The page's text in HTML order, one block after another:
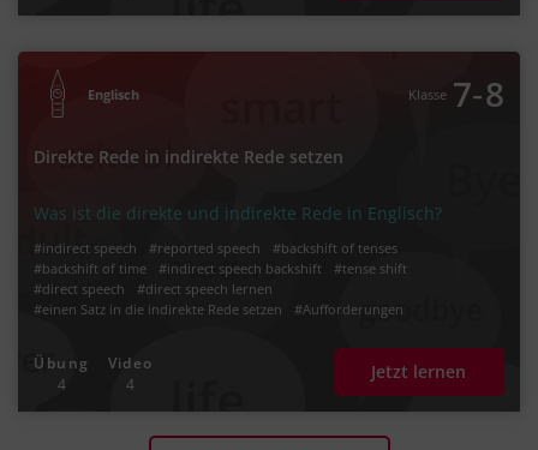
Englisch Klasse 7‐8
Direkte Rede in indirekte Rede setzen
Was ist die direkte und indirekte Rede in Englisch?
#indirect speech #reported speech
#backshift of tenses
#backshift of time
#indirect speech backshift
#tense shift
#direct speech
#direct speech lernen
#einen Satz in die indirekte Rede setzen
#Aufforderungen
Übung
4
Video
4
Jetzt lernen